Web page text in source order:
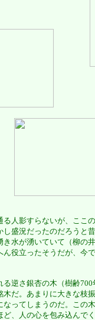
人影すらないが、ここ
盛況だったのだろうと
水が湧いていて（柳の
役立ったそうだが、今
逆さ銀杏の木（樹齢
だ。あまりに大きな枝
ってしまうのだ。この
、人の心を包み込んで